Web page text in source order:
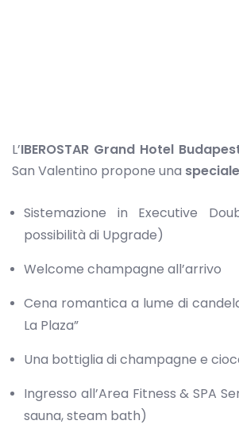
L’IBEROSTAR Grand Hotel
San Valentino propone una
Sistemazione in Executive
possibilità di Upgrade)
Welcome champagne all’arrivo
Cena romantica a lume di
La Plaza”
Una bottiglia di champagne e
Ingresso all’Area Fitness & SPA
sauna, steam bath)